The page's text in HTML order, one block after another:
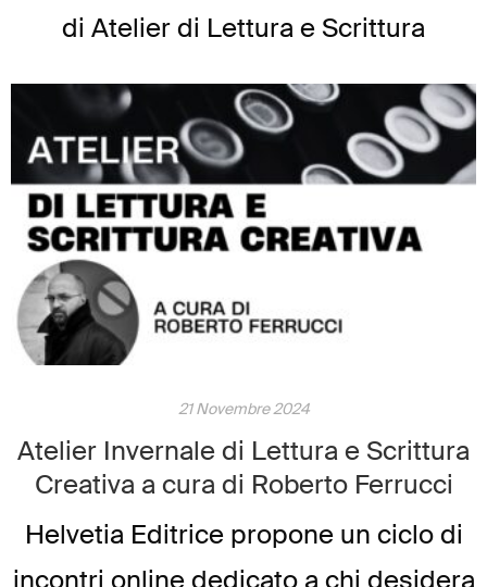
di Atelier di Lettura e Scrittura
anche quest’anno ripartono gli Atelier
, mantenendo la formula consolidata:
incontri online, […]
21 Novembre 2024
Atelier Invernale di Lettura e Scrittura
Creativa a cura di Roberto Ferrucci
Helvetia Editrice propone un ciclo di
incontri online dedicato a chi desidera